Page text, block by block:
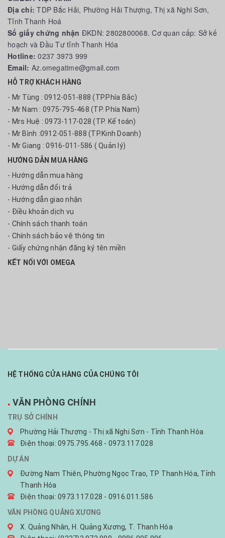
Địa chỉ:TDP Bắc Hải, Phường Hải Thượng, Thị xã Nghi Sơn,
Tỉnh Thanh Hoá
Số giấy chứng nhận ĐKDN: 2802800068. Cơ quan cấp: Sở kế
hoạch và Đầu Tư tỉnh Thanh Hóa
Hotline:0237 3973 999
Email: Az.omegatime@gmail.com
HỖ TRỢ KHÁCH HÀNG
- Mr Tùng : 0912-051-888 (TP.Phía Bắc)
- Mr Nam : 0975-795-468 (TP. Phía Nam)
- Mrs Huệ : 0973-117-028 (TP. Kế toán)
- Mr Bình :0912-051-888 (TP.Kinh Doanh)
- Mr Giang : 0916-011-586 ( Quản lý)
HƯỚNG DẪN MUA HÀNG
- Hướng dẫn mua hàng
- Hướng dẫn đổi trả
- Hướng dẫn giao nhận
- Điều khoản dịch vụ
- Chính sách thanh toán
- Chính sách bảo vệ thông tin
- Giấy chứng nhận đăng ký tên miền
KẾT NỐI VỚI OMEGA
HỆ THỐNG CỬA HÀNG CỦA CHÚNG TÔI
. VĂN PHÒNG CHÍNH
TRỤ SỞ CHÍNH
Phường Hải Thượng - Thị xã Nghi Sơn - Tỉnh Thanh Hóa
Điện thoại: 0975.795.468 - 0973.117.028
DỰ ÁN
Đường Nam Thiên, Phường Ngọc Trạo, TP Thanh Hóa, Tỉnh
Thanh Hóa
Điện thoại: 0973.117.028 - 0916.011.586
VĂN PHÒNG QUẢNG XƯƠNG
X. Quảng Nhân, H. Quảng Xương, T. Thanh Hóa